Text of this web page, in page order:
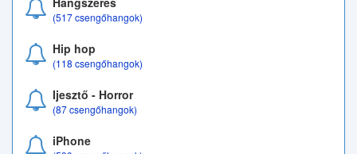
(517 csengőhangok)
Hip hop
(118 csengőhangok)
Ijesztő - Horror
(87 csengőhangok)
iPhone